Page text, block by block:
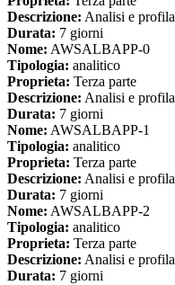
Descrizione: Analisi e
Durata: 7 giorni
Nome: AWSALBAPP-0
Tipologia: analitico
Proprieta: Terza parte
Descrizione: Analisi e
Durata: 7 giorni
Nome: AWSALBAPP-1
Tipologia: analitico
Proprieta: Terza parte
Descrizione: Analisi e
Durata: 7 giorni
Nome: AWSALBAPP-2
Tipologia: analitico
Proprieta: Terza parte
Descrizione: Analisi e
Durata: 7 giorni